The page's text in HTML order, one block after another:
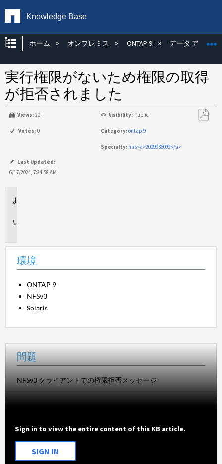
Knowledge Base
グローバル階層を展開/折りたたむ
ホーム オンプレミス ONTAP 9 データ アクセス
実行権限がないため権限の取得
が拒否されました
Views: 20 Visibility: Public
Votes: 0 Category:ontap-9
Specialty: nas<a>2009936099</a>
Last Updated:
6/17/2024, 7:24:58 AM
環境
ONTAP 9
NFSv3
Solaris
問題
NFSv3 クライアントでの権限拒否メッセージ
Sign in to view the entire content of this KB article.
SIGN IN